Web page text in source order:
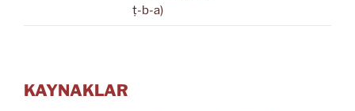
ṭ-b-a)
KAYNAKLAR